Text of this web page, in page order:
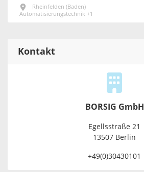
Rheinfelden (Baden)
Automatisierungstechnik +1
Kontakt
BORSIG GmbH
Egellsstraße 21
13507 Berlin
+49(0)30430101